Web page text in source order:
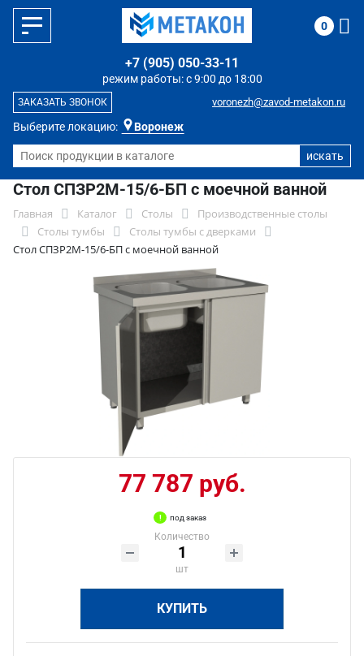
Выберите локацию: Воронеж
режим работы: с 9:00 до 18:00
+7 (905) 050-33-11
voronezh@zavod-metakon.ru
ЗАКАЗАТЬ ЗВОНОК
0
Стол СПЗР2М-15/6-БП с моечной ванной
Главная Каталог Столы
Производственные столы
Столы тумбы
Столы тумбы с дверками
Стол СПЗР2М-15/6-БП с моечной ванной
77 787 руб.
под заказ
Количество
шт
КУПИТЬ